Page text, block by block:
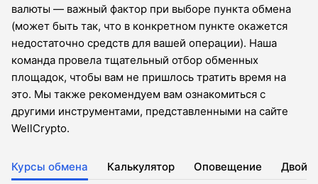
валюты — важный фактор при выборе пункта обмена
(может быть так, что в конкретном пункте окажется
недостаточно средств для вашей операции). Наша
команда провела тщательный отбор обменных
площадок, чтобы вам не пришлось тратить время на
это. Мы также рекомендуем вам ознакомиться с
другими инструментами, представленными на сайте
WellCrypto.
Курсы обмена Калькулятор Оповещение